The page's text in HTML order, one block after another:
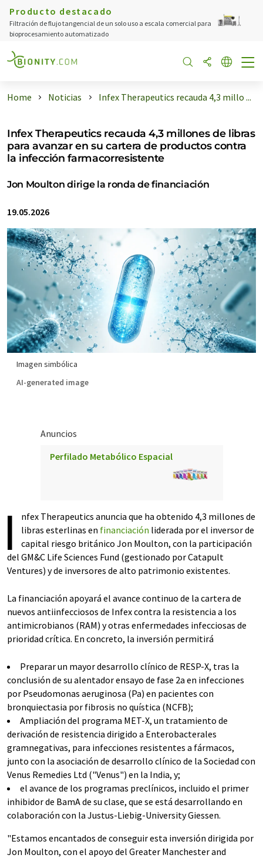
Producto destacado
Filtración de flujo tangencial de un solo uso a escala comercial para
bioprocesamiento automatizado
Home Noticias Infex Therapeutics recauda 4,3 millo ...
Infex Therapeutics recauda 4,3 millones de libras
para avanzar en su cartera de productos contra
la infección farmacorresistente
Jon Moulton dirige la ronda de financiación
19.05.2026
Imagen simbólica
AI-generated image
Anuncios
Perfilado Metabólico Espacial
I
nfex Therapeutics anuncia que ha obtenido 4,3 millones de
libras esterlinas en financiación liderada por el inversor de
capital riesgo británico Jon Moulton, con la participación
del GM&C Life Sciences Fund (gestionado por Catapult
Ventures) y de inversores de alto patrimonio existentes.
La financiación apoyará el avance continuo de la cartera de
nuevos antiinfecciosos de Infex contra la resistencia a los
antimicrobianos (RAM) y otras enfermedades infecciosas de
prioridad crítica. En concreto, la inversión permitirá
Preparar un mayor desarrollo clínico de RESP-X, tras la
conclusión de su alentador ensayo de fase 2a en infecciones
por Pseudomonas aeruginosa (Pa) en pacientes con
bronquiectasia por fibrosis no quística (NCFB);
Ampliación del programa MET-X, un tratamiento de
derivación de resistencia dirigido a Enterobacterales
gramnegativas, para infecciones resistentes a fármacos,
junto con la asociación de desarrollo clínico de la Sociedad con
Venus Remedies Ltd ("Venus") en la India, y;
el avance de los programas preclínicos, incluido el primer
inhibidor de BamA de su clase, que se está desarrollando en
colaboración con la Justus-Liebig-University Giessen.
"Estamos encantados de conseguir esta inversión dirigida por
Jon Moulton, con el apoyo del Greater Manchester and